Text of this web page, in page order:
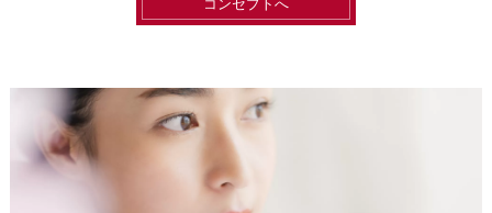
コンセプトへ